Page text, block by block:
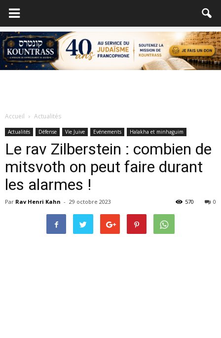
Accueil Actualités
Actualités Défense Vie Juive Evénements Halakha et minhaguim
Le rav Zilberstein : combien de
mitsvoth on peut faire durant
les alarmes !
Par Rav Henri Kahn - 29 octobre 2023 0
570